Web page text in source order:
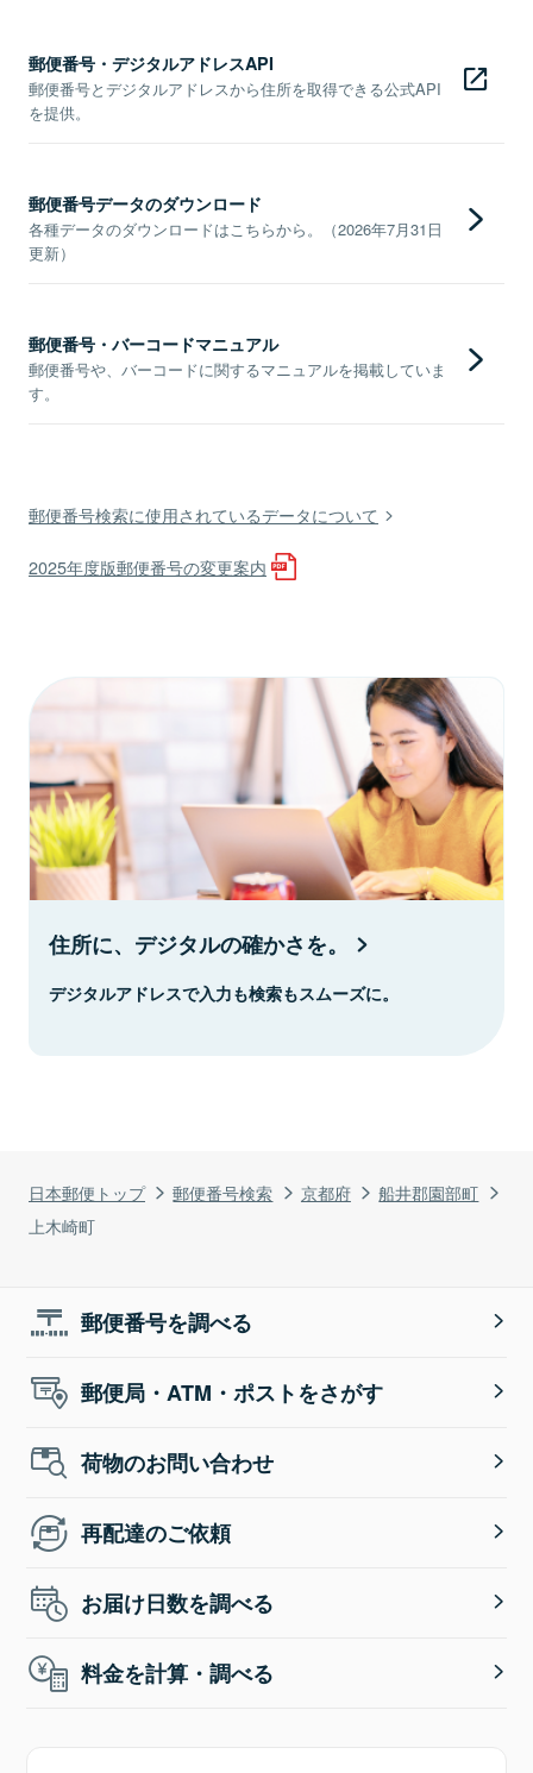
日本郵便トップ 郵便番号検索 京都府
船井郡園部町
上木崎町
郵便番号・デジタルアドレスAPI
郵便番号とデジタルアドレスから住所を取得できる公式API
を提供。
郵便番号データのダウンロード
各種データのダウンロードはこちらから。（2026年7月31日
更新）
郵便番号・バーコードマニュアル
郵便番号や、バーコードに関するマニュアルを掲載していま
す。
郵便番号検索に使用されているデータについて
2025年度版郵便番号の変更案内
住所に、デジタルの確かさを。
デジタルアドレスで入力も検索もスムーズに。
郵便番号を調べる
郵便局・ATM・ポストをさがす
荷物のお問い合わせ
再配達のご依頼
お届け日数を調べる
料金を計算・調べる